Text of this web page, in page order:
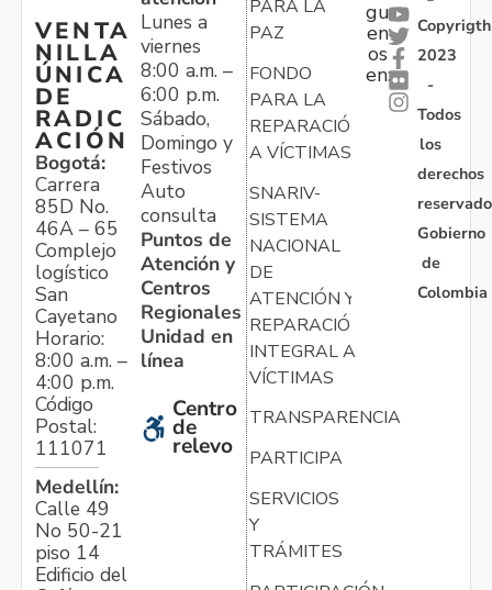
VENTA
NILLA
ÚNICA
DE
RADIC
ACIÓN
Bogotá:
Carrera
85D No.
46A – 65
Complejo
logístico
San
Cayetano
Horario:
8:00 a.m. –
4:00 p.m.
Código
Postal:
111071
Medellín:
Calle 49
No 50-21
piso 14
Edificio del
Lunes a
viernes
8:00 a.m. –
6:00 p.m.
Sábado,
Domingo y
Festivos
Auto
consulta
Puntos de
Atención y
Centros
Regionales
Unidad en
línea
Centro
de
relevo
PARA LA
PAZ
FONDO
PARA LA
REPARACIÓN
A VÍCTIMAS
SNARIV-
SISTEMA
NACIONAL
DE
ATENCIÓN Y
REPARACIÓN
INTEGRAL A
VÍCTIMAS
TRANSPARENCIA
PARTICIPA
SERVICIOS
Y
TRÁMITES
gu
en
os
en:
Copyrigth
2023
-
Todos
los
derechos
Gobierno
de
Colombia